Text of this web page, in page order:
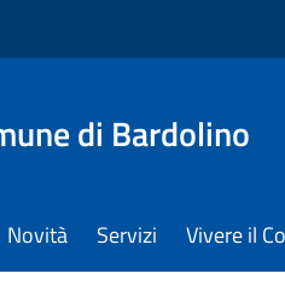
di Bardolino
Novità Servizi Vivere il